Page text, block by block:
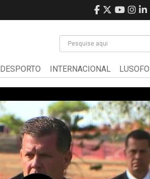
DESPORTO INTERNACIONAL